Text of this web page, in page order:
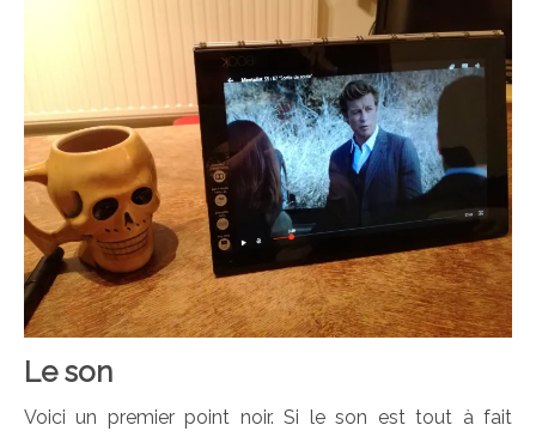
Le son
Voici un premier point noir. Si le son est tout à fait